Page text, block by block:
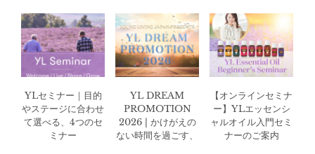
YLセミナー｜目的
やステージに合わせ
て選べる、4つのセ
ミナー
YL DREAM
PROMOTION
2026 | かけがえの
ない時間を過ごす、
【オンラインセミナ
ー】YLエッセンシ
ャルオイル入門セミ
ナーのご案内